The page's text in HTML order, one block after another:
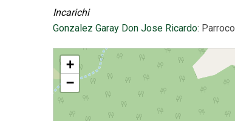
Incarichi
Gonzalez Garay Don Jose Ricardo: Parroco
PARROCCHIA DI S. EGIDIO IN S.EGIDIO
+
−